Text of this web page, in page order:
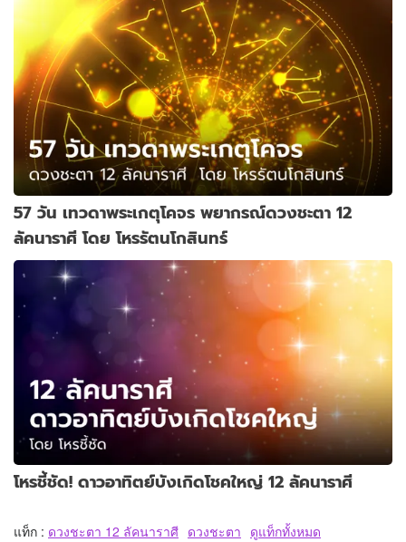
57 วัน เทวดาพระเกตุโคจร พยากรณ์ดวงชะตา 12
ลัคนาราศี โดย โหรรัตนโกสินทร์
โหรชี้ชัด! ดาวอาทิตย์บังเกิดโชคใหญ่ 12 ลัคนาราศี
แท็ก : ดวงชะตา 12 ลัคนาราศี ดวงชะตา ดูแท็กทั้งหมด